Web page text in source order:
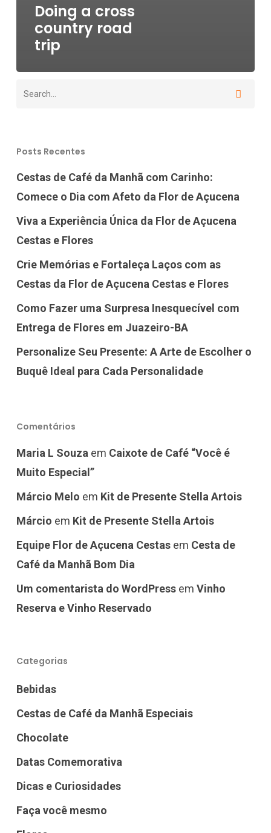
Doing a cross
country road
trip
Posts Recentes
Cestas de Café da Manhã com Carinho:
Comece o Dia com Afeto da Flor de Açucena
Viva a Experiência Única da Flor de Açucena
Cestas e Flores
Crie Memórias e Fortaleça Laços com as
Cestas da Flor de Açucena Cestas e Flores
Como Fazer uma Surpresa Inesquecível com
Entrega de Flores em Juazeiro-BA
Personalize Seu Presente: A Arte de Escolher o
Buquê Ideal para Cada Personalidade
Comentários
Maria L Souza em Caixote de Café “Você é
Muito Especial”
Márcio Melo em Kit de Presente Stella Artois
Márcio em Kit de Presente Stella Artois
Equipe Flor de Açucena Cestasem Cesta de
Café da Manhã Bom Dia
Um comentarista do WordPressem Vinho
Reserva e Vinho Reservado
Categorias
Bebidas
Cestas de Café da Manhã Especiais
Chocolate
Datas Comemorativa
Dicas e Curiosidades
Faça você mesmo